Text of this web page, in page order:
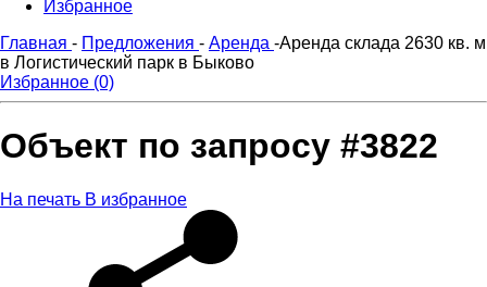
Избранное
Главная - Предложения - Аренда -Аренда склада 2630 кв. м
в Логистический парк в Быково
Избранное (0)
Объект по запросу #3822
На печать В избранное